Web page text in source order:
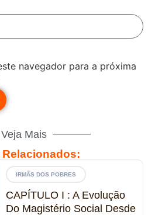
navegador para a próxima
Veja Mais
IRMÃS DOS POBRES
CAPÍTULO I : A Evolução
Do Magistério Social Desde